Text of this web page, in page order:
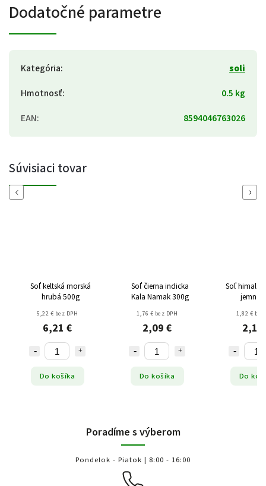
Dodatočné parametre
Kategória:
soli
Hmotnosť:
0.5 kg
EAN: 8594046763026
Súvisiaci tovar
Previous
Soľ keltská morská
hrubá 500g
5,22 € bez DPH
6,21 €
Do košíka
Soľ čierna indicka
Kala Namak 300g
1,76 € bez DPH
2,09 €
Do košíka
Soľ
jemná
1,82 € bez
2,17
Do
Next
Poradíme s výberom
Pondelok - Piatok | 8:00 - 16:00